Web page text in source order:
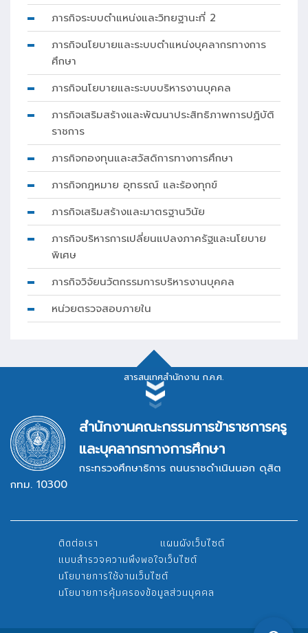
ภารกิจระบบตำแหน่งและวิทยฐานะที่ 2
ภารกิจนโยบายและระบบตำแหน่งบุคลากรทางการ
ศึกษา
ภารกิจนโยบายและระบบบริหารงานบุคคล
ภารกิจเสริมสร้างและพัฒนาประสิทธิภาพการปฏิบัติ
ราชการ
ภารกิจกองทุนและสวัสดิการทางการศึกษา
ภารกิจกฎหมาย อุทธรณ์ และร้องทุกข์
ภารกิจเสริมสร้างและมาตรฐานวินัย
ภารกิจบริหารการเปลี่ยนแปลงภาครัฐและนโยบาย
พิเศษ
ภารกิจวิจัยนวัตกรรมการบริหารงานบุคคล
หน่วยตรวจสอบภายใน
สารสนเทศสำนักงาน ก.ค.ศ.
สารสนเทศสำนักงาน ก.ค.ศ.
ระบบสารบรรณอิเล็กทรอนิกส์
ระบบรายงานผลการปฏิบัติงาน
สำนักงานคณะกรรมการข้าราชการครู
และบุคลากรทางการศึกษา
กระทรวงศึกษาธิการ ถนนราชดำเนินนอก ดุสิต
กทม. 10300
ติดต่อเรา
แผนผังเว็บไซต์
แบบสำรวจความพึงพอใจเว็บไซต์
นโยบายการใช้งานเว็บไซต์
นโยบายการคุ้มครองข้อมูลส่วนบุคคล